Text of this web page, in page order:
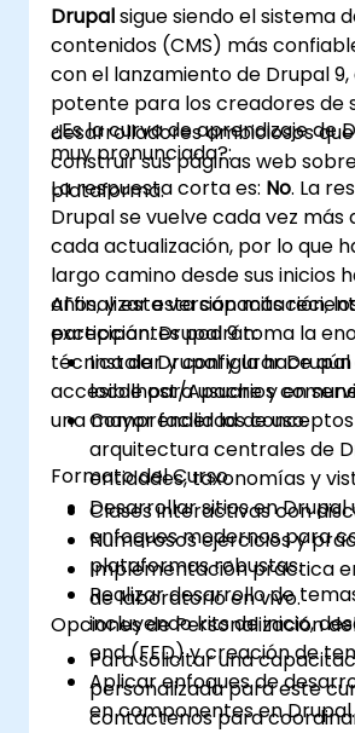
Usar Elementor para
personalizar sitios de
Implementar mapas del
pan en sitios de WordPress.
Aplicar buenas prácticas en
adaptable para sitios de
Optimizar sitios de
Google Analytics.
Drupalsigue siendo el sistema
contenidos (CMS) más
con el lanzamiento de Drupal 9,
potente para los creadores de
desarrolladores ambiciosos
construir sus páginas web
plataforma.
¿Es la curva de aprendizaje de
muy pronunciada?:
La respuesta corta es: No. La
Drupal se vuelve cada vez más
cada actualización, por lo que
largo camino desde sus inicios
años, y esta versión más
excepción. Drupal 9 toma la
técnica de Drupal y la hace
accesible para usuarios
una mayor facilidad de uso.
Al finalizar esta capacitación,
participantes podrán:
Instalar y configurar Drupal
localhost/Apache y en
Comprender los
arquitectura centrales de
entidades, taxonomías y
Desarrollar sitios en Drupal
enfoques modernos para
plataformas robustas.
Realizar desarrollo de
incluyendo kits de inicio,
end (FED) y creación de
Aplicar enfoques de
en componentes en Drupal.
Formato del Curso
Clases interactivas con
Numerosos ejercicios y
Implementación práctica
de laboratorio en vivo.
Opciones de Personalización
Para solicitar una
personalizada para este
contáctenos para